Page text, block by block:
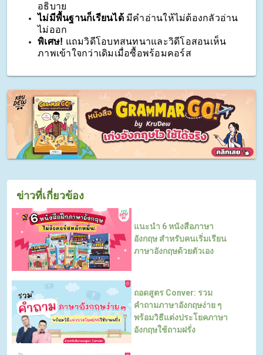
อธิบาย
ไม่มีพื้นฐานก็เรียนได้ มีคำอ่านให้ไม่ต้องกลัวอ่าน
ไม่ออก
พิเศษ! แถมวิดีโอบทสนทนาและวิดีโอสอนเห็น
ภาพเข้าใจกว่าเดิมเมื่อซื้อพร้อมคอร์ส
ข่าวที่เกี่ยวข้อง
แนะนำ 6 หนังสือภาษา
อังกฤษ สำหรับคนเริ่มเรียน
ภาษาอังกฤษด้วยตัวเอง
ถอดสูตร Conver: รวม
คำถามภาษาอังกฤษง่าย ๆ
พร้อมวิธีแต่งประโยคภาษา
อังกฤษใช้ถามฝรั่ง